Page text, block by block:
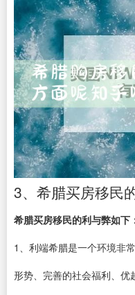
3、希腊买房移民
希腊买房移民的利与弊如下
1、利端希腊是一个环境非
形势、完善的社会福利、优